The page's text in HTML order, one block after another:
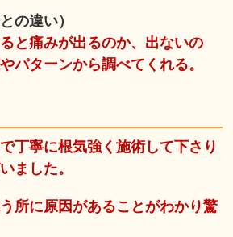
の違い）
と痛みが出るのか、出ないの
パターンから調べてくれる。
丁寧に根気強く施術して下さり
ました。
所に原因があることがわかり驚